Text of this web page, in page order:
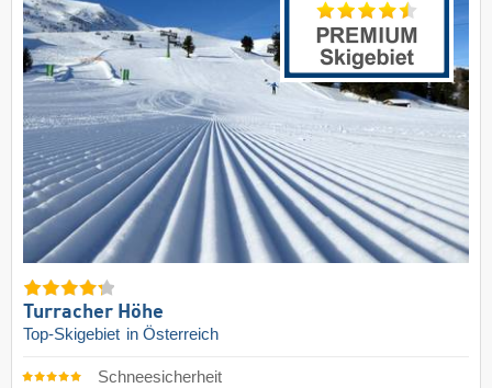
Turracher Höhe
Top-Skigebiet in Österreich
Schneesicherheit